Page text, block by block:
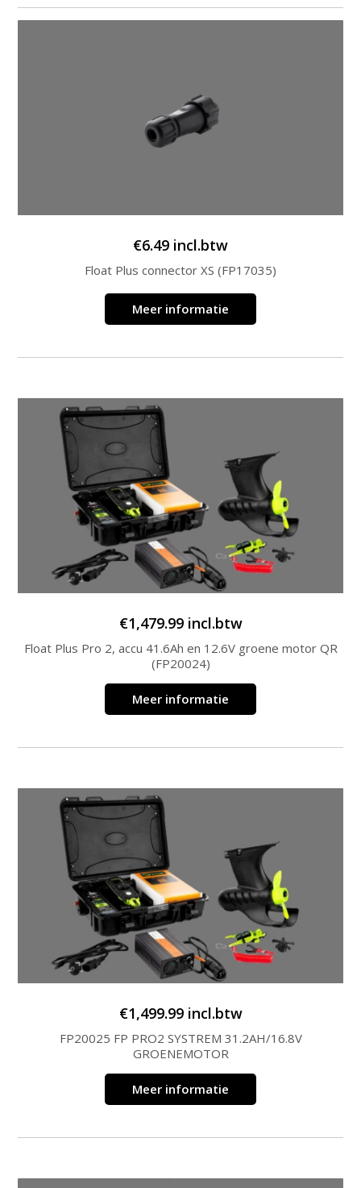
€6.49 incl.btw
Float Plus connector XS (FP17035)
Meer informatie
€1,479.99 incl.btw
Float Plus Pro 2, accu 41.6Ah en 12.6V groene motor QR
(FP20024)
Meer informatie
€1,499.99 incl.btw
FP20025 FP PRO2 SYSTREM 31.2AH/16.8V
GROENEMOTOR
Meer informatie